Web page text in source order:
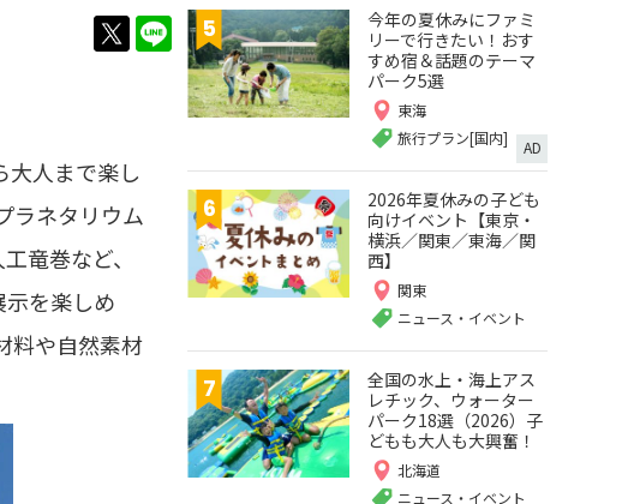
twitterLINE
大人まで楽し
ラネタリウム
竜巻など、
を楽しめ
料や自然素材
今年の夏休みにファミ
リーで行きたい！おす
すめ宿＆話題のテーマ
パーク5選
東海
旅行プラン[国内]
AD
2026年夏休みの子ども
向けイベント【東京・
横浜／関東／東海／関
西】
関東
ニュース・イベント
全国の水上・海上アス
レチック、ウォーター
パーク18選（2026）子
どもも大人も大興奮！
北海道
ニュース・イベント